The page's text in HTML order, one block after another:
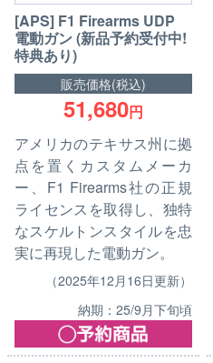
[APS] F1 Firearms UDP
電動ガン (新品予約受付中!
特典あり)
販売価格(税込)
51,680円
アメリカのテキサス州に拠
点を置くカスタムメーカ
ー、F1 Firearms社の正規
ライセンスを取得し、独特
なスケルトンスタイルを忠
実に再現した電動ガン。
（2025年12月16日更新）
納期：25/9月下旬頃